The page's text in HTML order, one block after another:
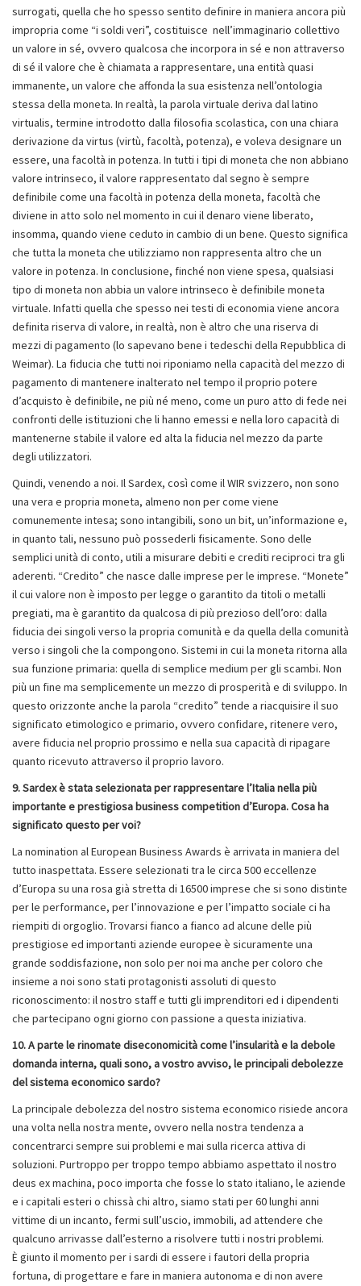
surrogati, quella che ho spesso sentito definire in maniera ancora più
impropria come “i soldi veri”, costituisce nell’immaginario collettivo
un valore in sé, ovvero qualcosa che incorpora in sé e non attraverso
di sé il valore che è chiamata a rappresentare, una entità quasi
immanente, un valore che affonda la sua esistenza nell’ontologia
stessa della moneta. In realtà, la parola virtuale deriva dal latino
virtualis, termine introdotto dalla filosofia scolastica, con una chiara
derivazione da virtus (virtù, facoltà, potenza), e voleva designare un
essere, una facoltà in potenza. In tutti i tipi di moneta che non abbiano
valore intrinseco, il valore rappresentato dal segno è sempre
definibile come una facoltà in potenza della moneta, facoltà che
diviene in atto solo nel momento in cui il denaro viene liberato,
insomma, quando viene ceduto in cambio di un bene. Questo significa
che tutta la moneta che utilizziamo non rappresenta altro che un
valore in potenza. In conclusione, finché non viene spesa, qualsiasi
tipo di moneta non abbia un valore intrinseco è definibile moneta
virtuale. Infatti quella che spesso nei testi di economia viene ancora
definita riserva di valore, in realtà, non è altro che una riserva di
mezzi di pagamento (lo sapevano bene i tedeschi della Repubblica di
Weimar). La fiducia che tutti noi riponiamo nella capacità del mezzo di
pagamento di mantenere inalterato nel tempo il proprio potere
d’acquisto è definibile, ne più né meno, come un puro atto di fede nei
confronti delle istituzioni che li hanno emessi e nella loro capacità di
mantenerne stabile il valore ed alta la fiducia nel mezzo da parte
degli utilizzatori.
Quindi, venendo a noi. Il Sardex, così come il WIR svizzero, non sono
una vera e propria moneta, almeno non per come viene
comunemente intesa; sono intangibili, sono un bit, un’informazione e,
in quanto tali, nessuno può possederli fisicamente. Sono delle
semplici unità di conto, utili a misurare debiti e crediti reciproci tra gli
aderenti. “Credito” che nasce dalle imprese per le imprese. “Monete”
il cui valore non è imposto per legge o garantito da titoli o metalli
pregiati, ma è garantito da qualcosa di più prezioso dell’oro: dalla
fiducia dei singoli verso la propria comunità e da quella della comunità
verso i singoli che la compongono. Sistemi in cui la moneta ritorna alla
sua funzione primaria: quella di semplice medium per gli scambi. Non
più un fine ma semplicemente un mezzo di prosperità e di sviluppo. In
questo orizzonte anche la parola “credito” tende a riacquisire il suo
significato etimologico e primario, ovvero confidare, ritenere vero,
avere fiducia nel proprio prossimo e nella sua capacità di ripagare
quanto ricevuto attraverso il proprio lavoro.
9. Sardex è stata selezionata per rappresentare l’Italia nella più
importante e prestigiosa business competition d’Europa. Cosa ha
significato questo per voi?
La nomination al European Business Awards è arrivata in maniera del
tutto inaspettata. Essere selezionati tra le circa 500 eccellenze
d’Europa su una rosa già stretta di 16500 imprese che si sono distinte
per le performance, per l’innovazione e per l’impatto sociale ci ha
riempiti di orgoglio. Trovarsi fianco a fianco ad alcune delle più
prestigiose ed importanti aziende europee è sicuramente una
grande soddisfazione, non solo per noi ma anche per coloro che
insieme a noi sono stati protagonisti assoluti di questo
riconoscimento: il nostro staff e tutti gli imprenditori ed i dipendenti
che partecipano ogni giorno con passione a questa iniziativa.
10.A parte le rinomate diseconomicità come l’insularità e la debole
domanda interna, quali sono, a vostro avviso, le principali debolezze
del sistema economico sardo?
La principale debolezza del nostro sistema economico risiede ancora
una volta nella nostra mente, ovvero nella nostra tendenza a
concentrarci sempre sui problemi e mai sulla ricerca attiva di
soluzioni. Purtroppo per troppo tempo abbiamo aspettato il nostro
deus ex machina, poco importa che fosse lo stato italiano, le aziende
e i capitali esteri o chissà chi altro, siamo stati per 60 lunghi anni
vittime di un incanto, fermi sull’uscio, immobili, ad attendere che
qualcuno arrivasse dall’esterno a risolvere tutti i nostri problemi.
È giunto il momento per i sardi di essere i fautori della propria
fortuna, di progettare e fare in maniera autonoma e di non avere